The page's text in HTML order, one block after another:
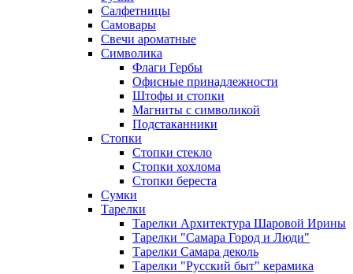
Салфетницы
Самовары
Свечи ароматные
Символика
Флаги Гербы
Офисные принадлежности
Штофы и стопки
Магниты с символикой
Подстаканники
Стопки
Стопки стекло
Стопки хохлома
Стопки береста
Сумки
Тарелки
Тарелки Архитектура Шаровой Ирины
Тарелки "Самара Город и Люди"
Тарелки Самара деколь
Тарелки "Русский быт" керамика